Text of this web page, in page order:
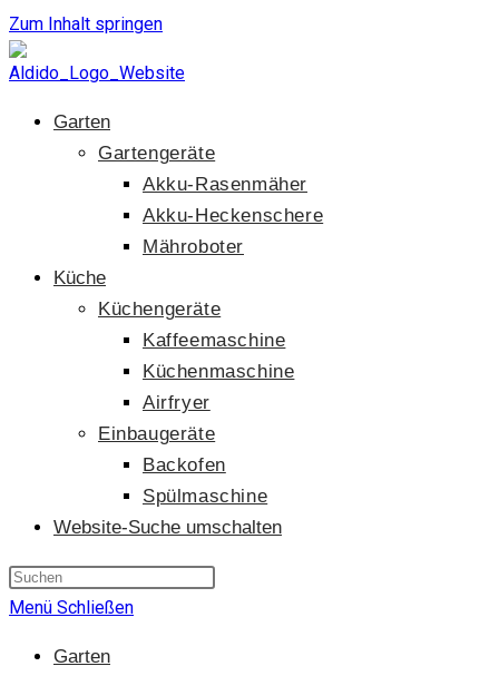
Zum Inhalt springen
Garten
Gartengeräte
Akku-Rasenmäher
Akku-Heckenschere
Mähroboter
Küche
Küchengeräte
Kaffeemaschine
Küchenmaschine
Airfryer
Einbaugeräte
Backofen
Spülmaschine
Website-Suche umschalten
Menü Schließen
Garten